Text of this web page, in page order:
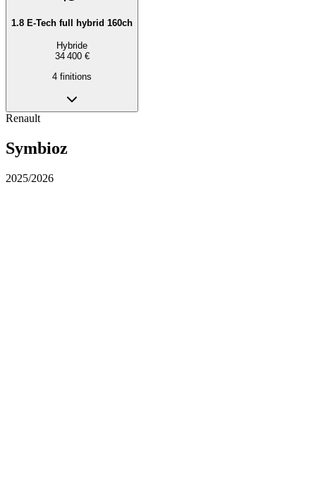
1.8 E-Tech full hybrid 160ch
Hybride
34 400 €
4 finitions
Renault
Symbioz
2025/2026